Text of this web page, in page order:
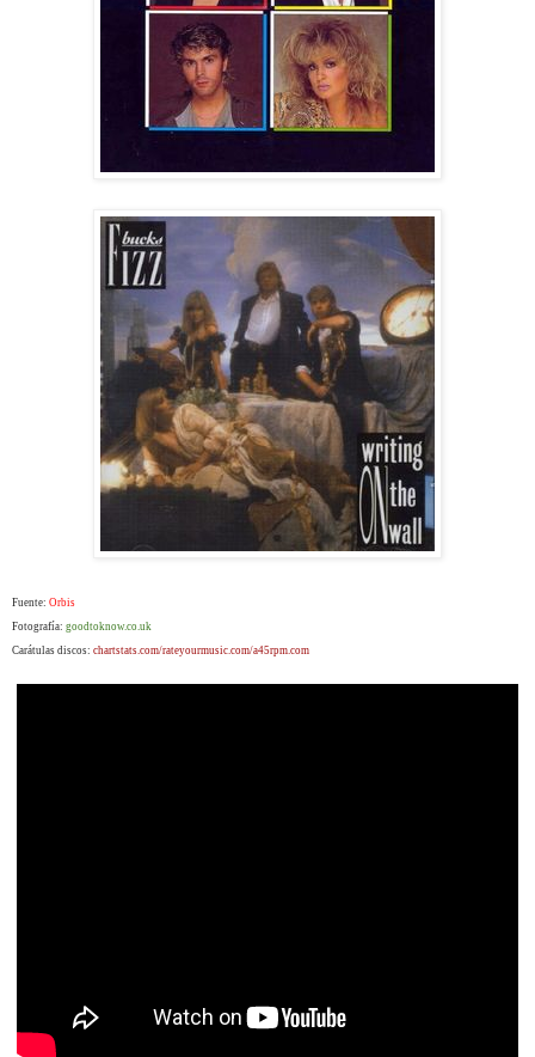
Fuente: Orbis
Fotografía: goodtoknow.co.uk
Carátulas discos: chartstats.com/rateyourmusic.com/a45rpm.com